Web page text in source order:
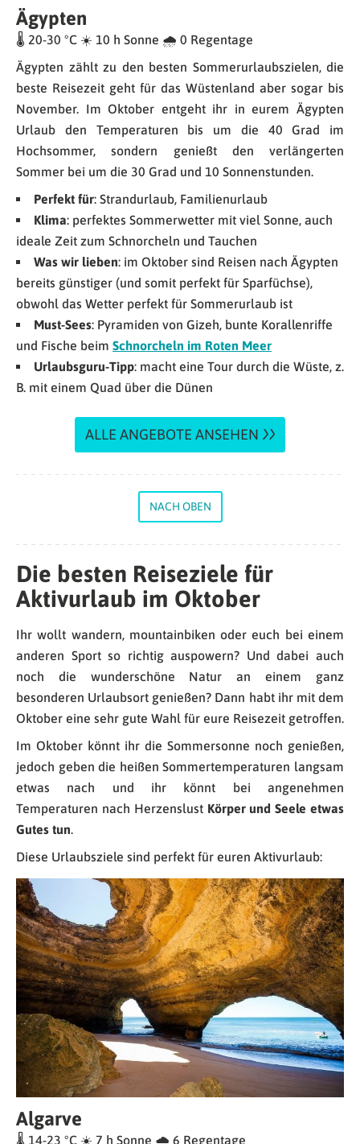
Ägypten
🌡 20-30 °C ☀️ 10 h Sonne 🌧 0 Regentage
Ägypten zählt zu den besten Sommerurlaubszielen, die
beste Reisezeit geht für das Wüstenland aber sogar bis
November. Im Oktober entgeht ihr in eurem Ägypten
Urlaub den Temperaturen bis um die 40 Grad im
Hochsommer, sondern genießt den verlängerten
Sommer bei um die 30 Grad und 10 Sonnenstunden.
Perfekt für: Strandurlaub, Familienurlaub
Klima: perfektes Sommerwetter mit viel Sonne, auch
ideale Zeit zum Schnorcheln und Tauchen
Was wir lieben: im Oktober sind Reisen nach Ägypten
bereits günstiger (und somit perfekt für Sparfüchse),
obwohl das Wetter perfekt für Sommerurlaub ist
Must-Sees: Pyramiden von Gizeh, bunte Korallenriffe
und Fische beim Schnorcheln im Roten Meer
Urlaubsguru-Tipp: macht eine Tour durch die Wüste, z.
B. mit einem Quad über die Dünen
ALLE ANGEBOTE ANSEHEN
NACH OBEN
Die besten Reiseziele für
Aktivurlaub im Oktober
Ihr wollt wandern, mountainbiken oder euch bei einem
anderen Sport so richtig auspowern? Und dabei auch
noch die wunderschöne Natur an einem ganz
besonderen Urlaubsort genießen? Dann habt ihr mit dem
Oktober eine sehr gute Wahl für eure Reisezeit getroffen.
Im Oktober könnt ihr die Sommersonne noch genießen,
jedoch geben die heißen Sommertemperaturen langsam
etwas nach und ihr könnt bei angenehmen
Temperaturen nach Herzenslust Körper und Seele etwas
Gutes tun.
Diese Urlaubsziele sind perfekt für euren Aktivurlaub:
Algarve
🌡 14-23 °C ☀️ 7 h Sonne 🌧 6 Regentage